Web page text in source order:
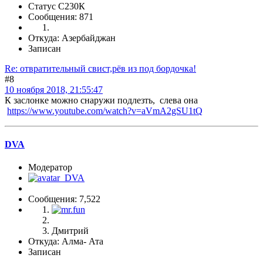
Статус С230К
Сообщения: 871
Откуда: Азербайджан
Записан
Re: отвратительный свист,рёв из под бордочка!
#8
10 ноября 2018, 21:55:47
К заслонке можно снаружи подлезть, слева она
https://www.youtube.com/watch?v=aVmA2gSU1tQ
DVA
Модератор
Сообщения: 7,522
Дмитрий
Откуда: Алма- Ата
Записан